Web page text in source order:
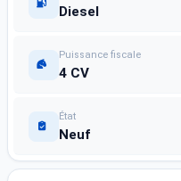
Diesel
Puissance fiscale
4 CV
État
Neuf